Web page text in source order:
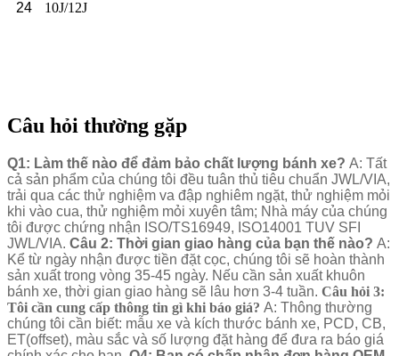
24 10J/12J
Câu hỏi thường gặp
Q1: Làm thế nào để đảm bảo chất lượng bánh xe? A: Tất
cả sản phẩm của chúng tôi đều tuân thủ tiêu chuẩn JWL/VIA,
trải qua các thử nghiệm va đập nghiêm ngặt, thử nghiệm mỏi
khi vào cua, thử nghiệm mỏi xuyên tâm; Nhà máy của chúng
tôi được chứng nhận ISO/TS16949, ISO14001 TUV SFI
JWL/VIA. Câu 2: Thời gian giao hàng của bạn thế nào? A:
Kể từ ngày nhận được tiền đặt cọc, chúng tôi sẽ hoàn thành
sản xuất trong vòng 35-45 ngày. Nếu cần sản xuất khuôn
bánh xe, thời gian giao hàng sẽ lâu hơn 3-4 tuần. Câu hỏi 3:
Tôi cần cung cấp thông tin gì khi báo giá? A: Thông thường
chúng tôi cần biết: mẫu xe và kích thước bánh xe, PCD, CB,
ET(offset), màu sắc và số lượng đặt hàng để đưa ra báo giá